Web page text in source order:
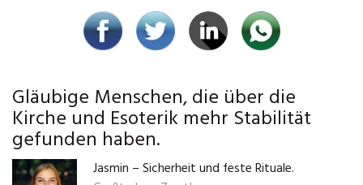
Gläubige Menschen, die über die
Kirche und Esoterik mehr Stabilität
gefunden haben.
Jasmin – Sicherheit und feste Rituale.